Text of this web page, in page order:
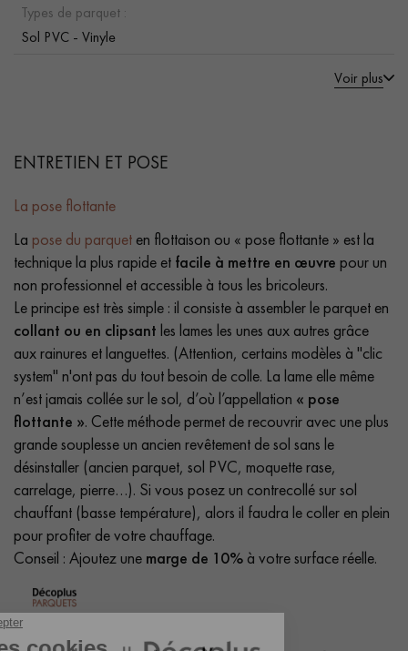
Types de parquet :
Sol PVC - Vinyle
Voir plus
ENTRETIEN ET POSE
La pose flottante
La pose du parquet en flottaison ou « pose flottante » est la
technique la plus rapide et facile à mettre en œuvre pour un
non professionnel et accessible à tous les bricoleurs.
Le principe est très simple : il consiste à assembler le parquet en
collant ou en clipsant les lames les unes aux autres grâce
aux rainures et languettes. (Attention, certains modèles à "clic
system" n'ont pas du tout besoin de colle. La lame elle même
n’est jamais collée sur le sol, d’où l’appellation « pose
flottante ». Cette méthode permet de recouvrir avec une plus
grande souplesse un ancien revêtement de sol sans le
désinstaller (ancien parquet, sol PVC, moquette rase,
carrelage, pierre…). Si vous posez un contrecollé sur sol
chauffant (basse température), alors il faudra le coller en plein
pour profiter de votre chauffage.
Conseil : Ajoutez une marge de 10% à votre surface réelle.